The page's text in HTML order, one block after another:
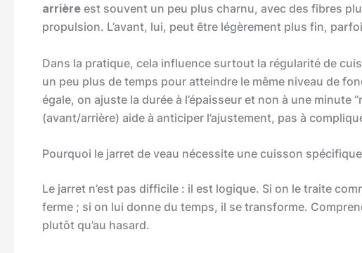
arrière est souvent un peu plus charnu, avec des fibres
propulsion. L’avant, lui, peut être légèrement plus fin,
Dans la pratique, cela influence surtout la régularité de
un peu plus de temps pour atteindre le même niveau de
égale, on ajuste la durée à l’épaisseur et non à une minute
(avant/arrière) aide à anticiper l’ajustement, pas à
Pourquoi le jarret de veau nécessite une cuisson spécifique
Le jarret n’est pas difficile : il est logique. Si on le traite
ferme ; si on lui donne du temps, il se transforme.
plutôt qu’au hasard.